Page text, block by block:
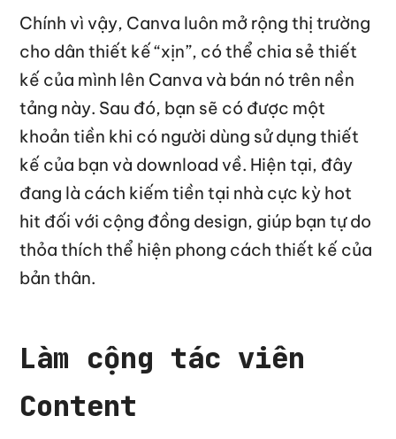
Chính vì vậy, Canva luôn mở rộng thị trường
cho dân thiết kế “xịn”, có thể chia sẻ thiết
kế của mình lên Canva và bán nó trên nền
tảng này. Sau đó, bạn sẽ có được một
khoản tiền khi có người dùng sử dụng thiết
kế của bạn và download về. Hiện tại, đây
đang là cách kiếm tiền tại nhà cực kỳ hot
hit đối với cộng đồng design, giúp bạn tự do
thỏa thích thể hiện phong cách thiết kế của
bản thân.
Làm cộng tác viên
Content